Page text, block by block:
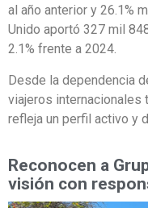
al año anterior y 26.1%
Unido aportó 327 mil
2.1% frente a 2024.
Desde la dependencia
viajeros internacionales
refleja un perfil activo y
Reconocen a
visión con